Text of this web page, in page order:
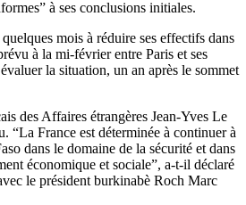
à ses conclusions initiales.
mois à réduire ses effectifs dans
à la mi-février entre Paris et ses
la situation, un an après le sommet
des Affaires étrangères Jean-Yves Le
“La France est déterminée à continuer à
dans le domaine de la sécurité et dans
économique et sociale”, a-t-il déclaré
le président burkinabè Roch Marc